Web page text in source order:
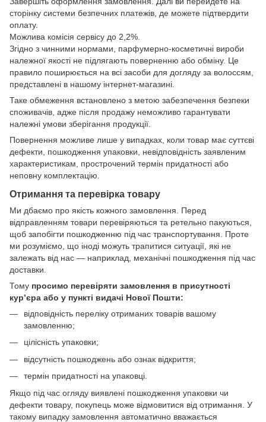
сторінку системи безпечних платежів, де можете підтвердити
оплату.
Можлива комісія сервісу до 2,2%.
Згідно з чинними нормами, парфумерно-косметичні вироби
належної якості не підлягають поверненню або обміну. Це
правило поширюється на всі засоби для догляду за волоссям,
представлені в нашому інтернет-магазині.
Таке обмеження встановлено з метою забезпечення безпеки
споживачів, адже після продажу неможливо гарантувати
належні умови зберігання продукції.
Повернення можливе лише у випадках, коли товар має суттєві
дефекти, пошкодження упаковки, невідповідність заявленим
характеристикам, прострочений термін придатності або
неповну комплектацію.
Отримання та перевірка товару
Ми дбаємо про якість кожного замовлення. Перед
відправленням товари перевіряються та ретельно пакуються,
щоб запобігти пошкодженню під час транспортування. Проте
ми розуміємо, що іноді можуть трапитися ситуації, які не
залежать від нас — наприклад, механічні пошкодження під час
доставки.
Тому просимо перевіряти замовлення в присутності
кур’єра або у пункті видачі Нової Пошти:
відповідність переліку отриманих товарів вашому
замовленню;
цілісність упаковки;
відсутність пошкоджень або ознак відкриття;
термін придатності на упаковці.
Якщо під час огляду виявлені пошкодження упаковки чи
дефекти товару, покупець може відмовитися від отримання. У
такому випадку замовлення автоматично вважається